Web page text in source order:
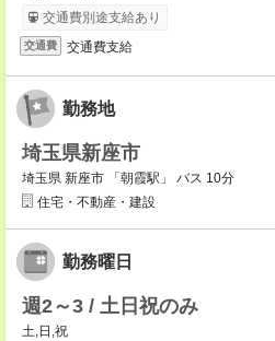
交通費別途支給あり
交通費 交通費支給
勤務地
埼玉県新座市
埼玉県 新座市 「朝霞駅」 バス 10分
住宅・不動産・建設
勤務曜日
週2～3 / 土日祝のみ
土,日,祝